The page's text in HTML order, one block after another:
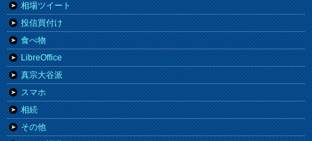
相場ツイート
投信買付け
食べ物
LibreOffice
真宗大谷派
スマホ
相続
その他